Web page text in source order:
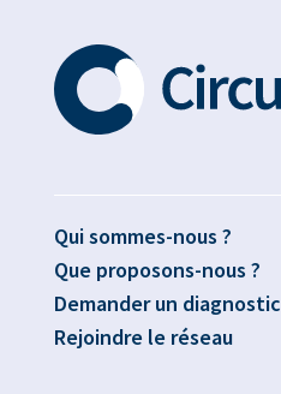
Qui sommes-nous ?
Que proposons-nous ?
Demander un diagnostic
Rejoindre le réseau